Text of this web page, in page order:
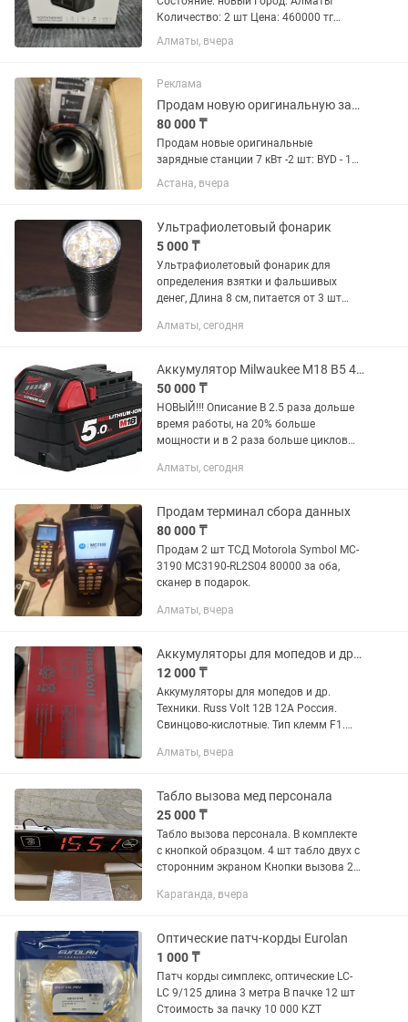
Количество: 2 шт Цена: 460000 тг
(торг) Характеристики: Мощность:
1500W Ёмкость: 1280Wh Аккумулятор:
Функции: ИБП, беспроводная...
Алматы, вчера
Реклама
Продам новую оригинальную зарядную станцию 7 кВт
80 000 ₸
Продам новые оригинальные
зарядные станции 7 кВт -2 шт: BYD - 1
шт, Deepal - 1 шт. Доставка по городу
Цена за шт
Астана, вчера
Ультрафиолетовый фонарик
5 000 ₸
Ультрафиолетовый фонарик для
определения взятки и фальшивых
денег, Длина 8 см, питается от 3 шт
не входят. Днём также хорошо светит.
Алматы, сегодня
Аккумулятор Milwaukee M18 B5 4932430483 Li-Ion 5 А
50 000 ₸
НОВЫЙ!!! Описание В 2.5 раза дольше
время работы, на 20% больше
мощности и в 2 раза больше циклов
Ion технологиями и предыдущими
Алматы, сегодня
Продам терминал сбора данных
80 000 ₸
Продам 2 шт ТСД Motorola Symbol MC-
3190 MC3190-RL2S04 80000 за оба,
сканер в подарок.
Алматы, вчера
Аккумуляторы для мопедов и др. Техники. Russ Volt 12B 12A
12 000 ₸
Аккумуляторы для мопедов и др.
Техники. Russ Volt 12B 12A Россия.
Свинцово-кислотные. Тип клемм F1.
Габариты 1519895мм.Новые в
Цена...
Алматы, вчера
Табло вызова мед персонала
25 000 ₸
Табло вызова персонала. В комплекте
с кнопкой образцом. 4 шт табло двух с
сторонним экраном Кнопки вызова 24
вызова шт 2000
Караганда, вчера
Оптические патч-корды Eurolan
1 000 ₸
Патч корды симплекс, оптические LC-
LC 9/125 длина 3 метра В пачке 12 шт
Стоимость за пачку 10 000 KZT